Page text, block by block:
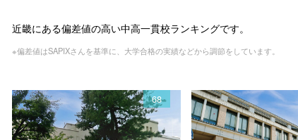
近畿にある偏差値の高い中高一貫校ランキングです。
※偏差値はSAPIXさんを基準に、大学合格の実績などから調節をしています。
68